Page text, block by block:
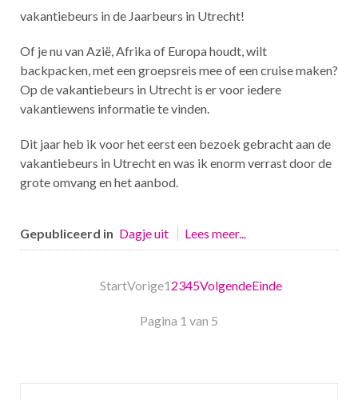
vakantiebeurs in de Jaarbeurs in Utrecht!
Of je nu van Azië, Afrika of Europa houdt, wilt
backpacken, met een groepsreis mee of een cruise maken?
Op de vakantiebeurs in Utrecht is er voor iedere
vakantiewens informatie te vinden.
Dit jaar heb ik voor het eerst een bezoek gebracht aan de
vakantiebeurs in Utrecht en was ik enorm verrast door de
grote omvang en het aanbod.
Gepubliceerd in Dagje uit Lees meer...
StartVorige1 2345VolgendeEinde
Pagina 1 van 5